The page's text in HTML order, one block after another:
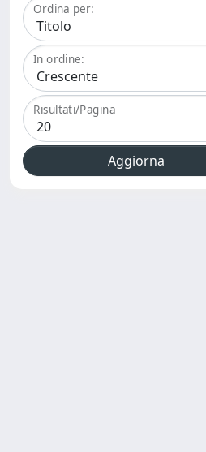
Ordina per:
In ordine:
Risultati/Pagina